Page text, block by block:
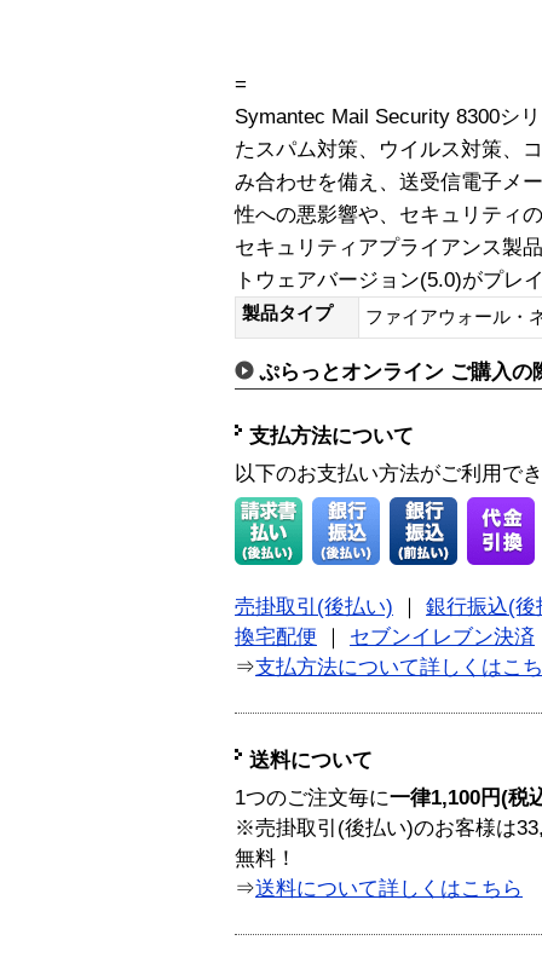
=
Symantec Mail Security 8300シ
たスパム対策、ウイルス対策、
み合わせを備え、送受信電子メ
性への悪影響や、セキュリティ
セキュリティアプライアンス製
トウェアバージョン(5.0)がプレ
製品タイプ ファイアウォール・
ぷらっとオンライン ご購入の
支払方法について
以下のお支払い方法がご利用で
売掛取引(後払い)
銀行振込(後
換宅配便
セブンイレブン決済
⇒支払方法について詳しくはこ
送料について
1つのご注文毎に一律1,100円(税
※売掛取引(後払い)のお客様は
無料！
⇒送料について詳しくはこちら